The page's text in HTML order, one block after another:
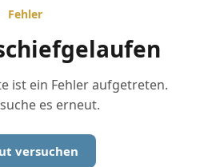
Fehler
ist ein Fehler aufgetreten.
es erneut.
versuchen